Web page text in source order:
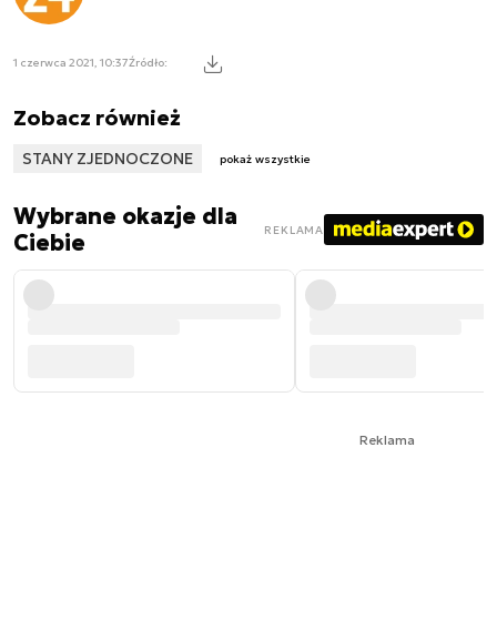
1 czerwca 2021, 10:37Źródło:
Zobacz również
STANY ZJEDNOCZONE pokaż wszystkie
Wybrane okazje dla
Ciebie
REKLAMA
Reklama